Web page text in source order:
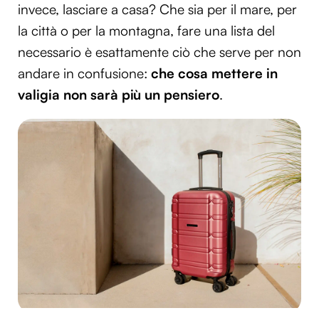
invece, lasciare a casa? Che sia per il mare, per
la città o per la montagna, fare una lista del
necessario è esattamente ciò che serve per non
andare in confusione: che cosa mettere in
valigia non sarà più un pensiero.